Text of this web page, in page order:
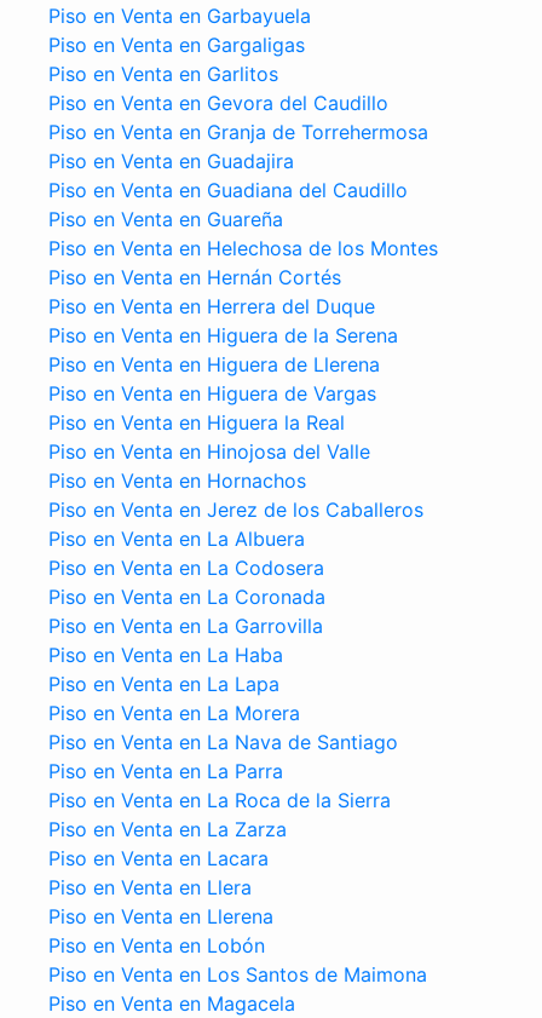
Piso en Venta en Garbayuela
Piso en Venta en Gargaligas
Piso en Venta en Garlitos
Piso en Venta en Gevora del Caudillo
Piso en Venta en Granja de Torrehermosa
Piso en Venta en Guadajira
Piso en Venta en Guadiana del Caudillo
Piso en Venta en Guareña
Piso en Venta en Helechosa de los Montes
Piso en Venta en Hernán Cortés
Piso en Venta en Herrera del Duque
Piso en Venta en Higuera de la Serena
Piso en Venta en Higuera de Llerena
Piso en Venta en Higuera de Vargas
Piso en Venta en Higuera la Real
Piso en Venta en Hinojosa del Valle
Piso en Venta en Hornachos
Piso en Venta en Jerez de los Caballeros
Piso en Venta en La Albuera
Piso en Venta en La Codosera
Piso en Venta en La Coronada
Piso en Venta en La Garrovilla
Piso en Venta en La Haba
Piso en Venta en La Lapa
Piso en Venta en La Morera
Piso en Venta en La Nava de Santiago
Piso en Venta en La Parra
Piso en Venta en La Roca de la Sierra
Piso en Venta en La Zarza
Piso en Venta en Lacara
Piso en Venta en Llera
Piso en Venta en Llerena
Piso en Venta en Lobón
Piso en Venta en Los Santos de Maimona
Piso en Venta en Magacela